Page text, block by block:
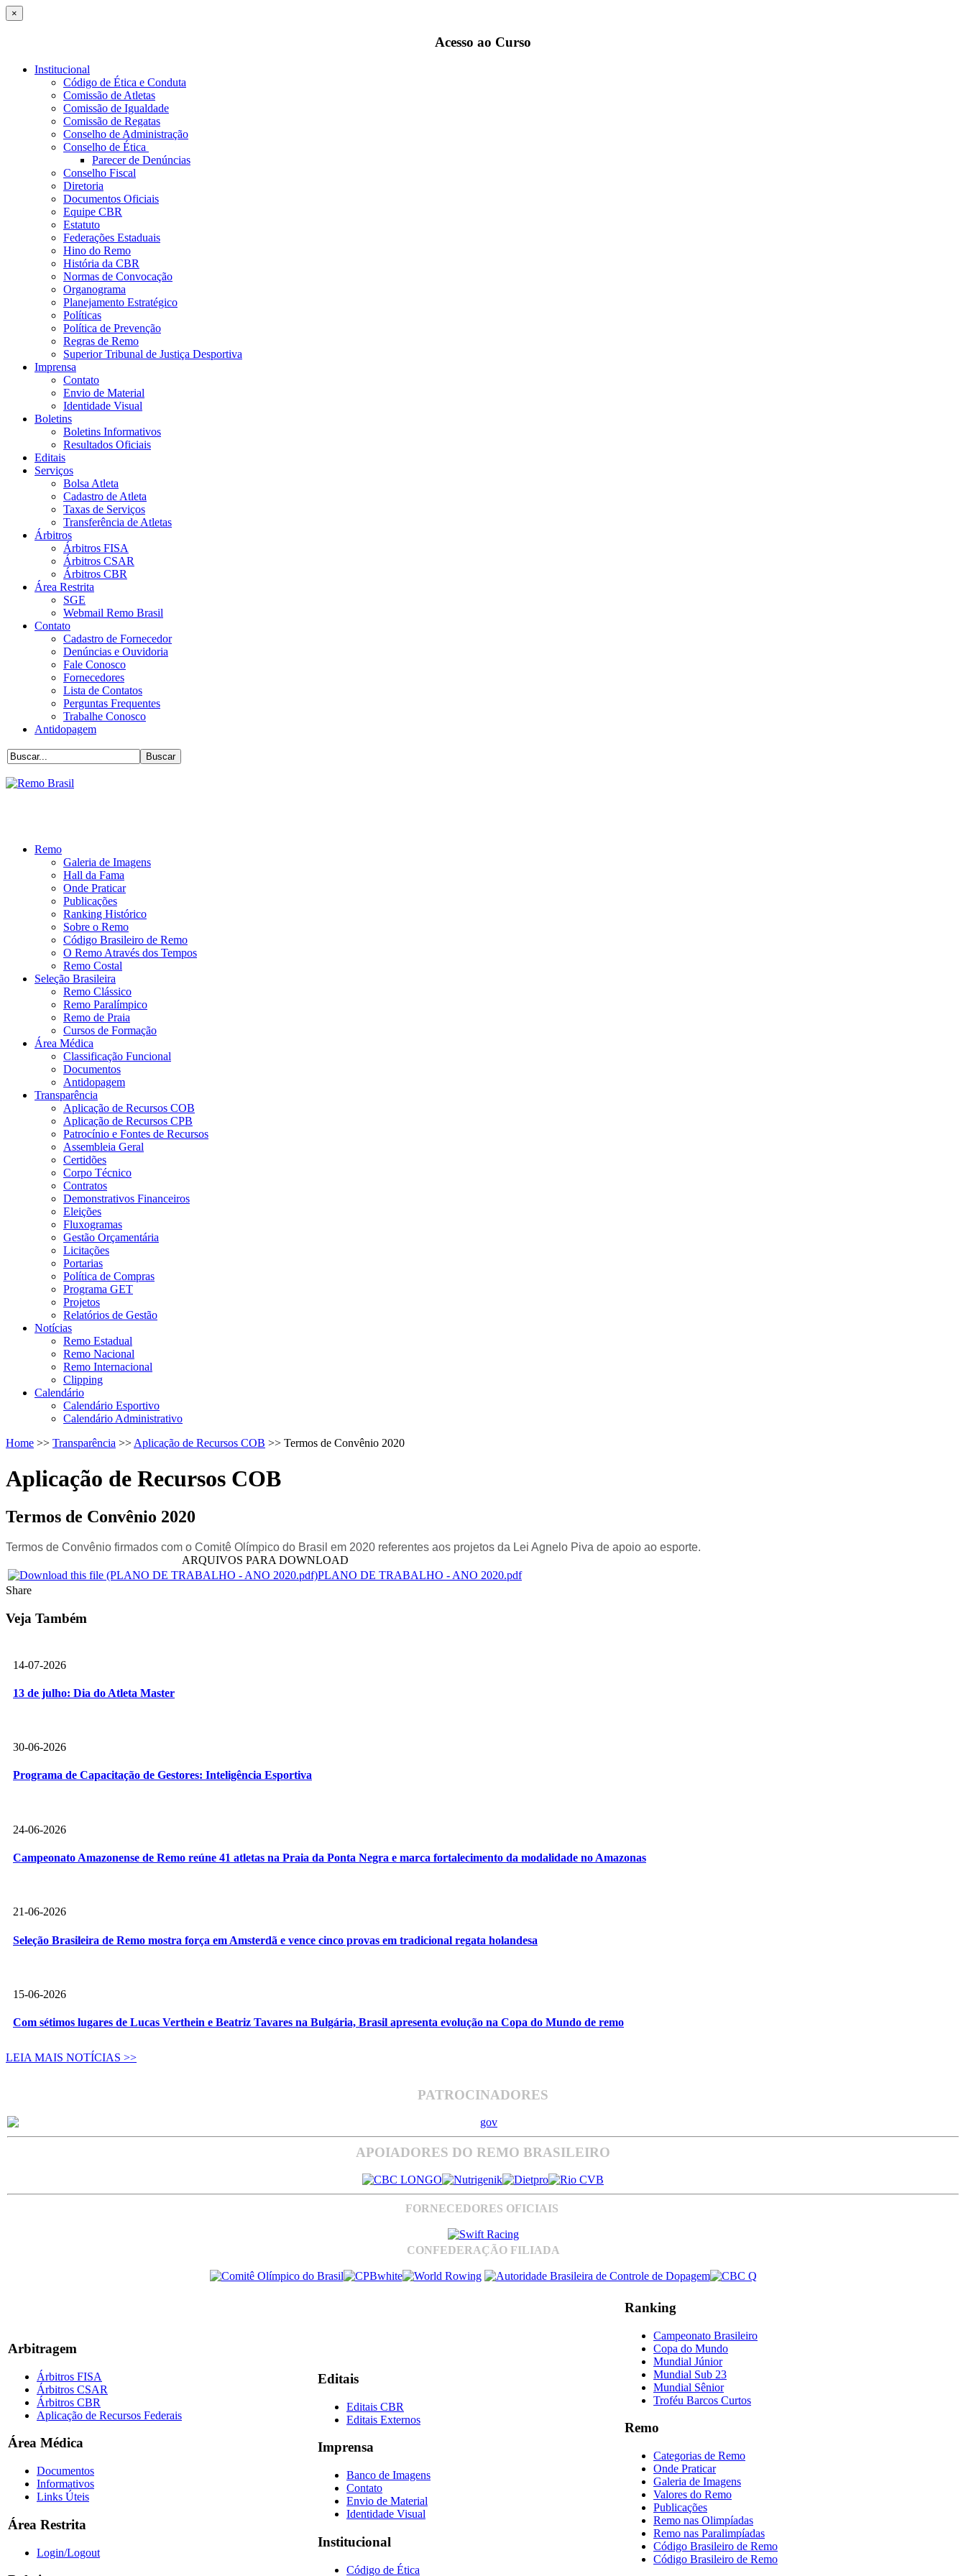
×
Acesso ao Curso
Institucional
Código de Ética e Conduta
Comissão de Atletas
Comissão de Igualdade
Comissão de Regatas
Conselho de Administração
Conselho de Ética
Parecer de Denúncias
Conselho Fiscal
Diretoria
Documentos Oficiais
Equipe CBR
Estatuto
Federações Estaduais
Hino do Remo
História da CBR
Normas de Convocação
Organograma
Planejamento Estratégico
Políticas
Política de Prevenção
Regras de Remo
Superior Tribunal de Justiça Desportiva
Imprensa
Contato
Envio de Material
Identidade Visual
Boletins
Boletins Informativos
Resultados Oficiais
Editais
Serviços
Bolsa Atleta
Cadastro de Atleta
Taxas de Serviços
Transferência de Atletas
Árbitros
Árbitros FISA
Árbitros CSAR
Árbitros CBR
Área Restrita
SGE
Webmail Remo Brasil
Contato
Cadastro de Fornecedor
Denúncias e Ouvidoria
Fale Conosco
Fornecedores
Lista de Contatos
Perguntas Frequentes
Trabalhe Conosco
Antidopagem
Remo
Galeria de Imagens
Hall da Fama
Onde Praticar
Publicações
Ranking Histórico
Sobre o Remo
Código Brasileiro de Remo
O Remo Através dos Tempos
Remo Costal
Seleção Brasileira
Remo Clássico
Remo Paralímpico
Remo de Praia
Cursos de Formação
Área Médica
Classificação Funcional
Documentos
Antidopagem
Transparência
Aplicação de Recursos COB
Aplicação de Recursos CPB
Patrocínio e Fontes de Recursos
Assembleia Geral
Certidões
Corpo Técnico
Contratos
Demonstrativos Financeiros
Eleições
Fluxogramas
Gestão Orçamentária
Licitações
Portarias
Política de Compras
Programa GET
Projetos
Relatórios de Gestão
Notícias
Remo Estadual
Remo Nacional
Remo Internacional
Clipping
Calendário
Calendário Esportivo
Calendário Administrativo
Home >> Transparência >>Aplicação de Recursos COB >> Termos de Convênio 2020
Aplicação de Recursos COB
Termos de Convênio 2020
Termos de Convênio firmados com o Comitê Olímpico do Brasil em 2020 referentes aos projetos da Lei Agnelo Piva de apoio ao esporte.
ARQUIVOS PARA DOWNLOAD
PLANO DE TRABALHO - ANO 2020.pdf
Share
Veja Também
14-07-2026
13 de julho: Dia do Atleta Master
30-06-2026
Programa de Capacitação de Gestores: Inteligência Esportiva
24-06-2026
Campeonato Amazonense de Remo reúne 41 atletas na Praia da Ponta Negra e marca fortalecimento da modalidade no Amazonas
21-06-2026
Seleção Brasileira de Remo mostra força em Amsterdã e vence cinco provas em tradicional regata holandesa
15-06-2026
Com sétimos lugares de Lucas Verthein e Beatriz Tavares na Bulgária, Brasil apresenta evolução na Copa do Mundo de remo
LEIA MAIS NOTÍCIAS >>
PATROCINADORES
APOIADORES DO REMO BRASILEIRO
FORNECEDORES OFICIAIS
CONFEDERAÇÃO FILIADA
Arbitragem
Árbitros FISA
Árbitros CSAR
Árbitros CBR
Aplicação de Recursos Federais
Área Médica
Documentos
Informativos
Links Úteis
Área Restrita
Login/Logout
Editais
Editais CBR
Editais Externos
Imprensa
Banco de Imagens
Contato
Envio de Material
Identidade Visual
Institucional
Código de Ética
Ranking
Campeonato Brasileiro
Copa do Mundo
Mundial Júnior
Mundial Sub 23
Mundial Sênior
Troféu Barcos Curtos
Remo
Categorias de Remo
Onde Praticar
Galeria de Imagens
Valores do Remo
Publicações
Remo nas Olimpíadas
Remo nas Paralimpíadas
Código Brasileiro de Remo
Código Brasileiro de Remo